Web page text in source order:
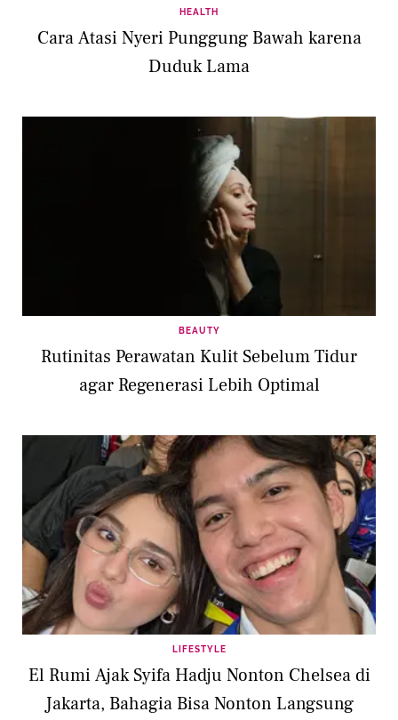
HEALTH
Cara Atasi Nyeri Punggung Bawah karena
Duduk Lama
BEAUTY
Rutinitas Perawatan Kulit Sebelum Tidur
agar Regenerasi Lebih Optimal
LIFESTYLE
El Rumi Ajak Syifa Hadju Nonton Chelsea di
Jakarta, Bahagia Bisa Nonton Langsung